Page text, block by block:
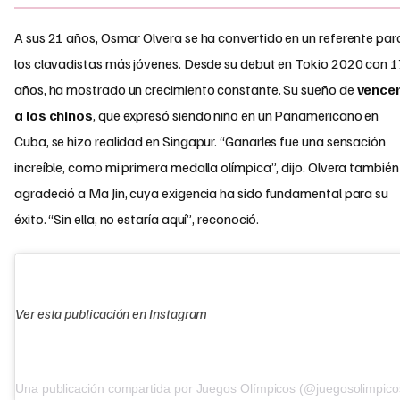
A sus 21 años, Osmar Olvera se ha convertido en un referente
los clavadistas más jóvenes. Desde su debut en Tokio 2020 con
años, ha mostrado un crecimiento constante. Su sueño de
a los chinos, que expresó siendo niño en un Panamericano en
Cuba, se hizo realidad en Singapur. “Ganarles fue una sensación
increíble, como mi primera medalla olímpica”, dijo. Olvera también
agradeció a Ma Jin, cuya exigencia ha sido fundamental para su
éxito. “Sin ella, no estaría aquí”, reconoció.
Ver esta publicación en Instagram
Una publicación compartida por Juegos Olímpicos